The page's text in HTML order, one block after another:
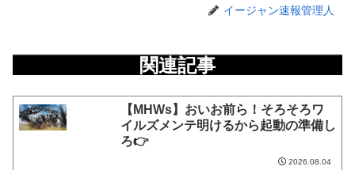
イージャン速報管理人
関連記事
【MHWs】おいお前ら！そろそろワ
イルズメンテ明けるから起動の準備し
ろ👉
2026.08.04